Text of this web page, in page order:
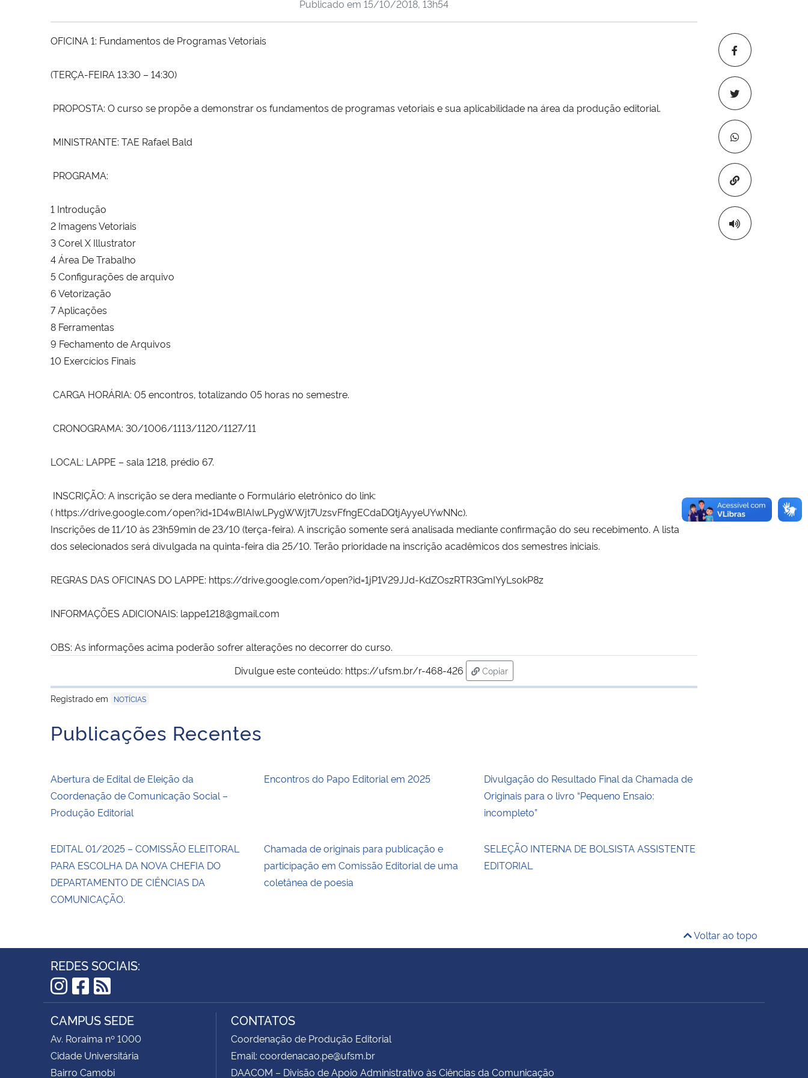
Copiar para
Publicado em 15/10/2018, 13h54
OFICINA 1: Fundamentos de Programas Vetoriais
(TERÇA-FEIRA 13:30 – 14:30)
PROPOSTA: O curso se propõe a demonstrar os fundamentos de programas vetoriais e sua aplicabilidade na área da produção editorial.
MINISTRANTE: TAE Rafael Bald
PROGRAMA:
1 Introdução
2 Imagens Vetoriais
3 Corel X Illustrator
4 Área De Trabalho
5 Configurações de arquivo
6 Vetorização
7 Aplicações
8 Ferramentas
9 Fechamento de Arquivos
10 Exercícios Finais
CARGA HORÁRIA: 05 encontros, totalizando 05 horas no semestre.
CRONOGRAMA: 30/1006/1113/1120/1127/11
LOCAL: LAPPE – sala 1218, prédio 67.
INSCRIÇÃO: A inscrição se dera mediante o Formulário eletrônico do link:
( https://drive.google.com/open?id=1D4wBIAIwLPygWWjt7UzsvFfngECdaDQtjAyyeUYwNNc).
Inscrições de 11/10 às 23h59min de 23/10 (terça-feira). A inscrição somente será analisada mediante confirmação do seu recebimento. A lista
dos selecionados será divulgada na quinta-feira dia 25/10. Terão prioridade na inscrição acadêmicos dos semestres iniciais.
REGRAS DAS OFICINAS DO LAPPE: https://drive.google.com/open?id=1jP1V29JJd-KdZOszRTR3GmIYyLsokP8z
INFORMAÇÕES ADICIONAIS: lappe1218@gmail.com
OBS: As informações acima poderão sofrer alterações no decorrer do curso.
Divulgue este conteúdo: https://ufsm.br/r-468-426
Copiar
para área de transferência
Registrado em
NOTÍCIAS
Publicações Recentes
Abertura de Edital de Eleição da
Coordenação de Comunicação Social –
Produção Editorial
Encontros do Papo Editorial em 2025
Divulgação do Resultado Final da Chamada de
Originais para o livro “Pequeno Ensaio:
incompleto”
EDITAL 01/2025 – COMISSÃO ELEITORAL
PARA ESCOLHA DA NOVA CHEFIA DO
DEPARTAMENTO DE CIÊNCIAS DA
COMUNICAÇÃO.
Chamada de originais para publicação e
participação em Comissão Editorial de uma
coletânea de poesia
SELEÇÃO INTERNA DE BOLSISTA ASSISTENTE
EDITORIAL
Voltar ao topo
REDES SOCIAIS:
Instagram
Facebook
RSS
CAMPUS SEDE
Av. Roraima nº 1000
Cidade Universitária
Bairro Camobi
CONTATOS
Coordenação de Produção Editorial
Email: coordenacao.pe@ufsm.br
DAACOM – Divisão de Apoio Administrativo às Ciências da Comunicação